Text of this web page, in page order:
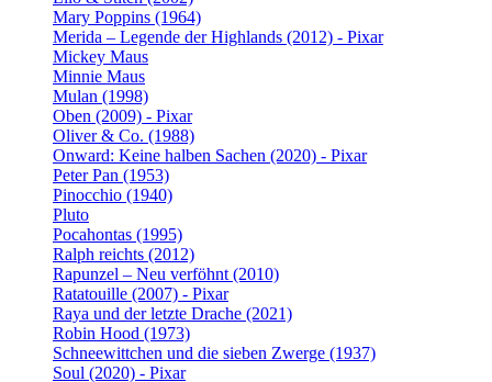
Mary Poppins (1964)
Merida – Legende der Highlands (2012) - Pixar
Mickey Maus
Minnie Maus
Mulan (1998)
Oben (2009) - Pixar
Oliver & Co. (1988)
Onward: Keine halben Sachen (2020) - Pixar
Peter Pan (1953)
Pinocchio (1940)
Pluto
Pocahontas (1995)
Ralph reichts (2012)
Rapunzel – Neu verföhnt (2010)
Ratatouille (2007) - Pixar
Raya und der letzte Drache (2021)
Robin Hood (1973)
Schneewittchen und die sieben Zwerge (1937)
Soul (2020) - Pixar